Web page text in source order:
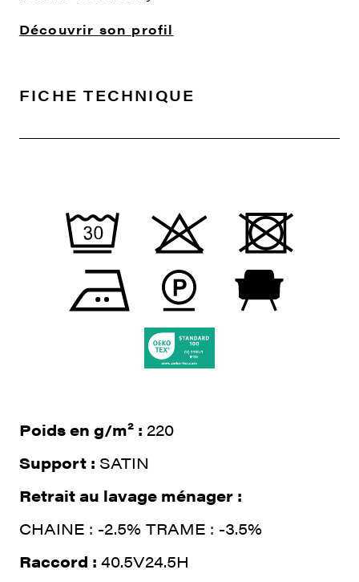
Découvrir son profil
FICHE TECHNIQUE
Poids en g/m² : 220
Support : SATIN
Retrait au lavage ménager :
CHAINE : -2.5% TRAME : -3.5%
Raccord : 40.5V24.5H